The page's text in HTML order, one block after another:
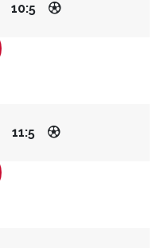
10:5
11:5